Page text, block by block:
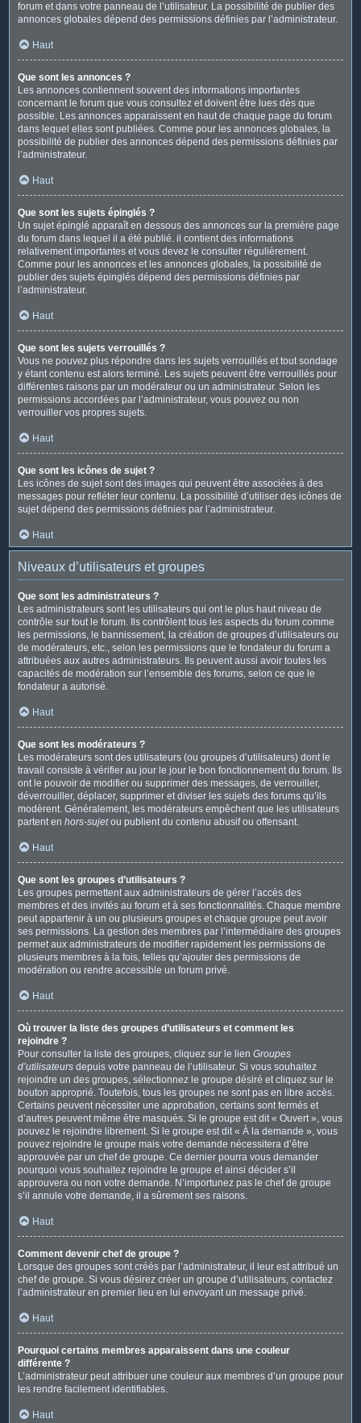
forum et dans votre panneau de l’utilisateur. La possibilité de publier des
annonces globales dépend des permissions définies par l’administrateur.
Haut
Que sont les annonces ?
Les annonces contiennent souvent des informations importantes
concernant le forum que vous consultez et doivent être lues dès que
possible. Les annonces apparaissent en haut de chaque page du forum
dans lequel elles sont publiées. Comme pour les annonces globales, la
possibilité de publier des annonces dépend des permissions définies par
l’administrateur.
Haut
Que sont les sujets épinglés ?
Un sujet épinglé apparaît en dessous des annonces sur la première page
du forum dans lequel il a été publié. il contient des informations
relativement importantes et vous devez le consulter régulièrement.
Comme pour les annonces et les annonces globales, la possibilité de
publier des sujets épinglés dépend des permissions définies par
l’administrateur.
Haut
Que sont les sujets verrouillés ?
Vous ne pouvez plus répondre dans les sujets verrouillés et tout sondage
y étant contenu est alors terminé. Les sujets peuvent être verrouillés pour
différentes raisons par un modérateur ou un administrateur. Selon les
permissions accordées par l’administrateur, vous pouvez ou non
verrouiller vos propres sujets.
Haut
Que sont les icônes de sujet ?
Les icônes de sujet sont des images qui peuvent être associées à des
messages pour refléter leur contenu. La possibilité d’utiliser des icônes de
sujet dépend des permissions définies par l’administrateur.
Haut
Niveaux d’utilisateurs et groupes
Que sont les administrateurs ?
Les administrateurs sont les utilisateurs qui ont le plus haut niveau de
contrôle sur tout le forum. Ils contrôlent tous les aspects du forum comme
les permissions, le bannissement, la création de groupes d’utilisateurs ou
de modérateurs, etc., selon les permissions que le fondateur du forum a
attribuées aux autres administrateurs. Ils peuvent aussi avoir toutes les
capacités de modération sur l’ensemble des forums, selon ce que le
fondateur a autorisé.
Haut
Que sont les modérateurs ?
Les modérateurs sont des utilisateurs (ou groupes d’utilisateurs) dont le
travail consiste à vérifier au jour le jour le bon fonctionnement du forum. Ils
ont le pouvoir de modifier ou supprimer des messages, de verrouiller,
déverrouiller, déplacer, supprimer et diviser les sujets des forums qu’ils
modèrent. Généralement, les modérateurs empêchent que les utilisateurs
partent en hors-sujetou publient du contenu abusif ou offensant.
Haut
Que sont les groupes d’utilisateurs ?
Les groupes permettent aux administrateurs de gérer l’accès des
membres et des invités au forum et à ses fonctionnalités. Chaque membre
peut appartenir à un ou plusieurs groupes et chaque groupe peut avoir
ses permissions. La gestion des membres par l’intermédiaire des groupes
permet aux administrateurs de modifier rapidement les permissions de
plusieurs membres à la fois, telles qu’ajouter des permissions de
modération ou rendre accessible un forum privé.
Haut
Où trouver la liste des groupes d’utilisateurs et comment les
rejoindre ?
Pour consulter la liste des groupes, cliquez sur le lien Groupes
d’utilisateurs depuis votre panneau de l’utilisateur. Si vous souhaitez
rejoindre un des groupes, sélectionnez le groupe désiré et cliquez sur le
bouton approprié. Toutefois, tous les groupes ne sont pas en libre accès.
Certains peuvent nécessiter une approbation, certains sont fermés et
d’autres peuvent même être masqués. Si le groupe est dit « Ouvert », vous
pouvez le rejoindre librement. Si le groupe est dit « À la demande », vous
pouvez rejoindre le groupe mais votre demande nécessitera d’être
approuvée par un chef de groupe. Ce dernier pourra vous demander
pourquoi vous souhaitez rejoindre le groupe et ainsi décider s’il
approuvera ou non votre demande. N’importunez pas le chef de groupe
s’il annule votre demande, il a sûrement ses raisons.
Haut
Comment devenir chef de groupe ?
Lorsque des groupes sont créés par l’administrateur, il leur est attribué un
chef de groupe. Si vous désirez créer un groupe d’utilisateurs, contactez
l’administrateur en premier lieu en lui envoyant un message privé.
Haut
Pourquoi certains membres apparaissent dans une couleur
différente ?
L’administrateur peut attribuer une couleur aux membres d’un groupe pour
les rendre facilement identifiables.
Haut